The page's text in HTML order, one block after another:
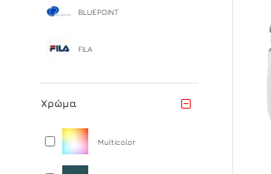
BLUEPOINT
FILA
Χρώμα
Multicolor